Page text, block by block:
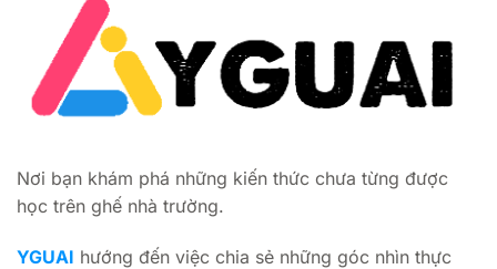
Nơi bạn khám phá những kiến thức chưa từng được
học trên ghế nhà trường.
YGUAI hướng đến việc chia sẻ những góc nhìn thực